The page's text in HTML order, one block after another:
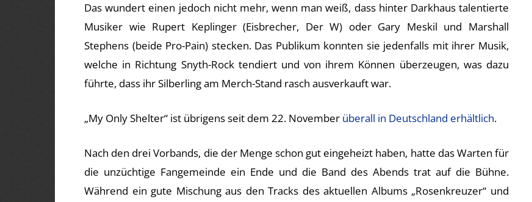
Das wundert einen jedoch nicht mehr, wenn man weiß, dass hinter Darkhaus talentierte
Musiker wie Rupert Keplinger (Eisbrecher, Der W) oder Gary Meskil und Marshall
Stephens (beide Pro-Pain) stecken. Das Publikum konnten sie jedenfalls mit ihrer Musik,
welche in Richtung Snyth-Rock tendiert und von ihrem Können überzeugen, was dazu
führte, dass ihr Silberling am Merch-Stand rasch ausverkauft war.
„My Only Shelter“ ist übrigens seit dem 22. November überall in Deutschland erhältlich.
Nach den drei Vorbands, die der Menge schon gut eingeheizt haben, hatte das Warten für
die unzüchtige Fangemeinde ein Ende und die Band des Abends trat auf die Bühne.
Während ein gute Mischung aus den Tracks des aktuellen Albums „Rosenkreuzer“ und